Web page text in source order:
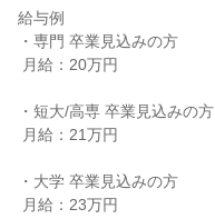
給与例
・専門 卒業見込みの方
・短大/高専 卒業見込みの方
・大学 卒業見込みの方